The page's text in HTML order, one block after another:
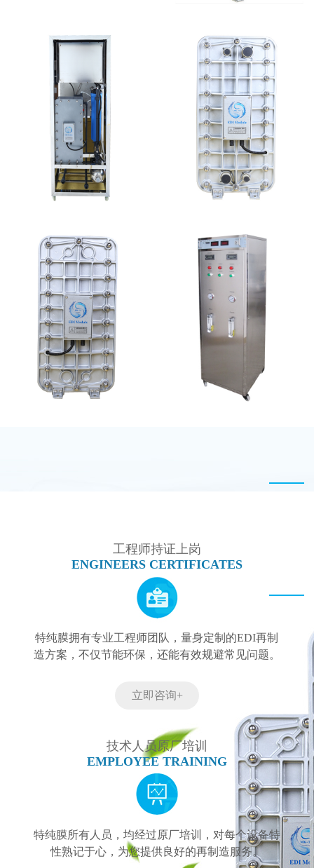
坎普尔EDI膜堆维修 麦克尼斯EDI模块维修
MK-TC100 EDI设备
MK-TC300 EDI超纯水
处理设备
工程师持证上岗
ENGINEERS CERTIFICATES
特纯膜拥有专业工程师团队，量身定制的EDI再制
造方案，不仅节能环保，还能有效规避常见问题。
立即咨询+
技术人员原厂培训
EMPLOYEE TRAINING
特纯膜所有人员，均经过原厂培训，对每个设备特
性熟记于心，为您提供良好的再制造服务。